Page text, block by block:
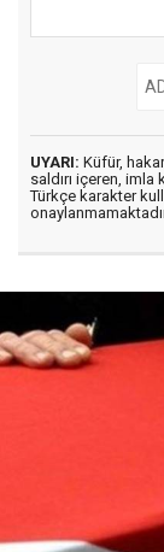
UYARI: Küfür,
saldırı içeren, imla
Türkçe karakter